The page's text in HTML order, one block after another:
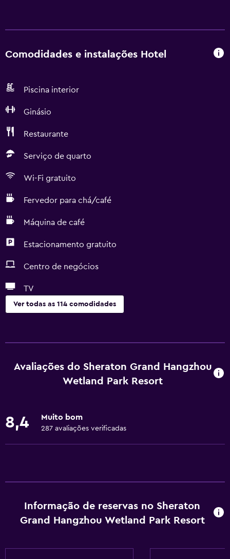
Comodidades e instalações Hotel
Piscina interior
Ginásio
Restaurante
Serviço de quarto
Wi-Fi gratuito
Fervedor para chá/café
Máquina de café
Estacionamento gratuito
Centro de negócios
TV
Ver todas as 114 comodidades
Acesso ao lounge executivo
Quartos familiares
Vista para o jardim
Cacifos
Armazém disponível
Telefone
Piso em carpete
Avaliações do Sheraton Grand Hangzhou
Wetland Park Resort
8,4 Muito bom
287 avaliações verificadas
Informação de reservas no Sheraton
Grand Hangzhou Wetland Park Resort